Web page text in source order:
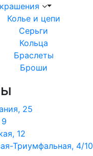
Колье и цепи
Серьги
Кольца
Браслеты
Броши
25
12
Триумфальная, 4/10